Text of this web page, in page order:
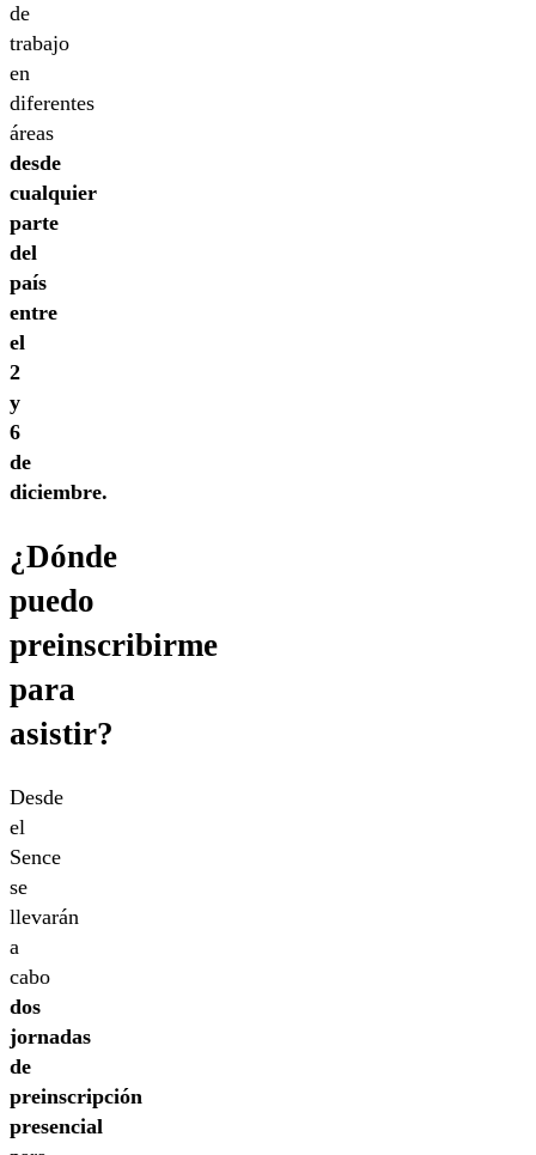
de
trabajo
en
diferentes
áreas
desde
cualquier
parte
del
país
entre
el
2
y
6
de
diciembre.
¿Dónde
puedo
preinscribirme
para
asistir?
Desde
el
Sence
se
llevarán
a
cabo
dos
jornadas
de
preinscripción
presencial